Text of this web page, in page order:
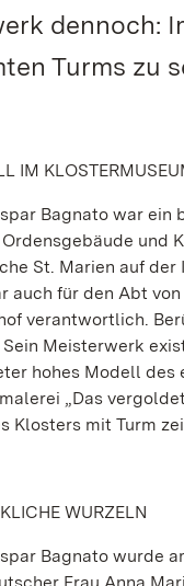
dennoch:
Turms zu
IM
Bagnato war
und
St. Marien auf der
auch für den Abt
verantwortlich.
Meisterwerk
hohes Modell
„Das
Klosters mit Turm
WURZELN
Bagnato wurde